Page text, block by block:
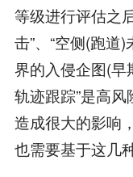
等级进行评估之
击”、“空侧(跑道
界的入侵企图(早
轨迹跟踪”是高
造成很大的影响
也需要基于这几